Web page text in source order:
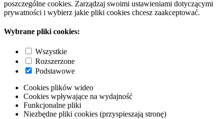
poszczególne cookies. Zarządzaj swoimi ustawieniami dotyczącymi
prywatności i wybierz jakie pliki cookies chcesz zaakceptować.
Wybrane pliki cookies:
Wszystkie
Rozszerzone
Podstawowe
Cookies plików wideo
Cookies wpływające na wydajność
Funkcjonalne pliki
Niezbędne pliki cookies (przyspieszają stronę)